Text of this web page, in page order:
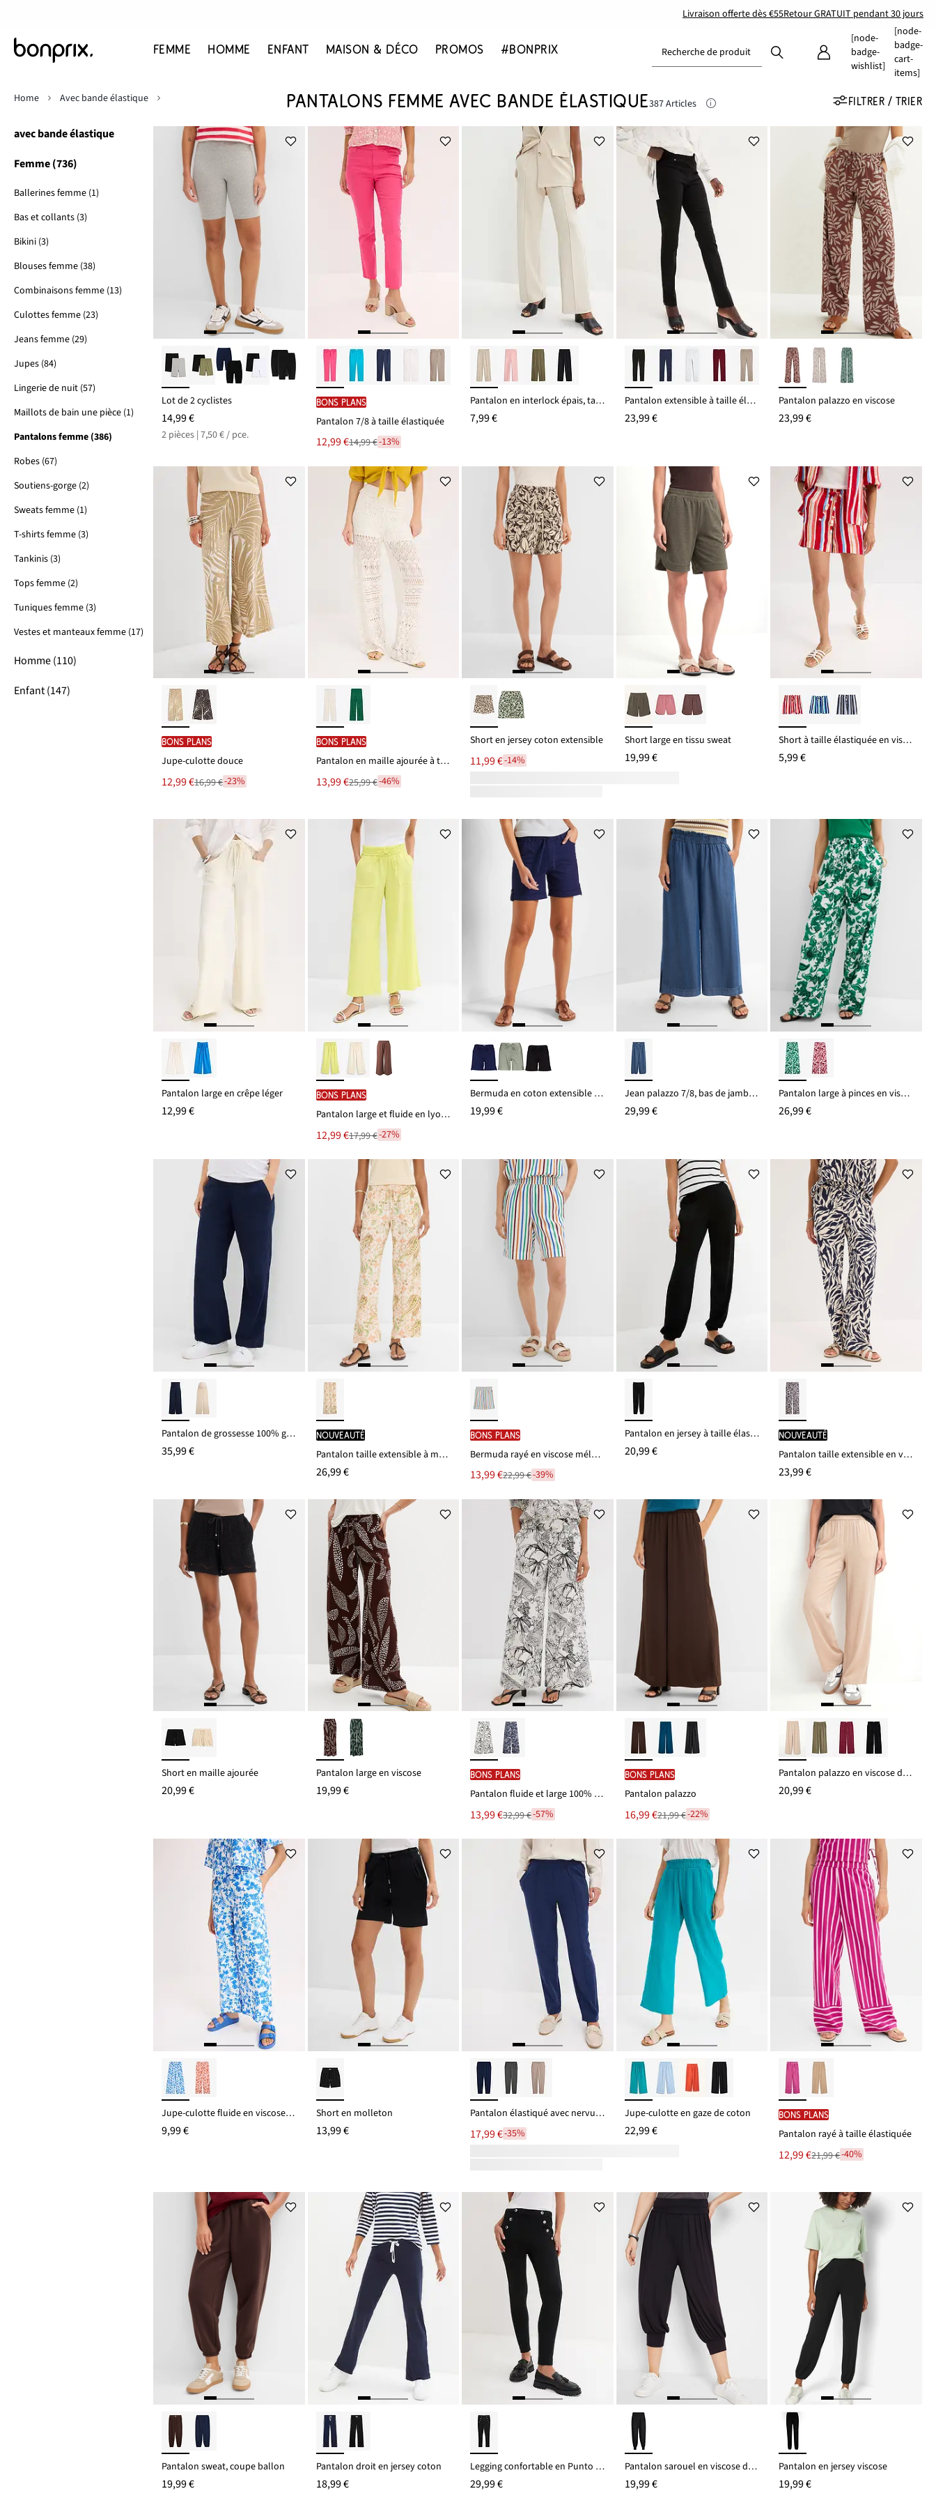
Livraison offerte dès €55Retour GRATUIT pendant 30 jours
FEMME HOMME ENFANT MAISON & DÉCO PROMOS #BONPRIX Recherche de produit
[node-
badge-
wishlist]
[node-
badge-
cart-
items]
avec bande élastique
Femme (736)
Ballerines femme (1)
Bas et collants (3)
Bikini (3)
Blouses femme (38)
Combinaisons femme (13)
Culottes femme (23)
Jeans femme (29)
Jupes (84)
Lingerie de nuit (57)
Maillots de bain une pièce (1)
Pantalons femme (386)
Robes (67)
Soutiens-gorge (2)
Sweats femme (1)
T-shirts femme (3)
Tankinis (3)
Tops femme (2)
Tuniques femme (3)
Vestes et manteaux femme (17)
Homme (110)
Enfant (147)
Home Avec bande élastique PANTALONS FEMME AVEC BANDE ÉLASTIQUE387 Articles FILTRER / TRIER
Lot de 2 cyclistes
14,99 €
2 pièces | 7,50 € / pce.
BONS PLANS
Pantalon 7/8 à taille élastiquée
Le
nouveau
prix
12,99 €
Remise14,99 €-13%
Pantalon en interlock épais, taille élastiquée
7,99 €
Pantalon extensible à taille élastiquée
23,99 €
Pantalon palazzo en viscose
23,99 €
BONS PLANS
Jupe-culotte douce
Le
nouveau
12,99 €
Remise
de
16,99 €
16,99 €-23%
BONS PLANS
Pantalon en maille ajourée à taille élastiquée
Le
nouveau
13,99 €
Remise
de
25,99 €-46%
Short en jersey coton extensible
11,99 €-14%
Short large en tissu sweat
19,99 €
Short à taille élastiquée en viscose
5,99 €
Pantalon large en crêpe léger
12,99 €
BONS PLANS
Pantalon large et fluide en lyocell mélangé
Le
nouveau
12,99 €
Remise17,99 €-27%
Bermuda en coton extensible à taille élastiquée
19,99 €
Jean palazzo 7/8, bas de jambes fendus
29,99 €
Pantalon large à pinces en viscose fluide
26,99 €
Pantalon de grossesse 100% gaze de coton, loose
35,99 €
Nouveauté
Pantalon taille extensible à motif paisley
26,99 €
BONS PLANS
Bermuda rayé en viscose mélangée
Le
nouveau
prix
13,99 €
Remise22,99 €-39%
Pantalon en jersey à taille élastiquée
20,99 €
Nouveauté
Pantalon taille extensible en viscose fluide
23,99 €
Short en maille ajourée
20,99 €
Pantalon large en viscose
19,99 €
BONS PLANS
Pantalon fluide et large 100% coton
Le
nouveau
prix
13,99 €
Remise32,99 €-57%
BONS PLANS
Pantalon palazzo
Le
nouveau
prix
16,99 €
Remise21,99 €-22%
Pantalon palazzo en viscose douce
20,99 €
Jupe-culotte fluide en viscose mélangée
9,99 €
Short en molleton
13,99 €
Pantalon élastiqué avec nervures devant
17,99 €-35%
Jupe-culotte en gaze de coton
22,99 €
BONS PLANS
Pantalon rayé à taille élastiquée
Le
nouveau
12,99 €
Remise21,99 €-40%
Pantalon sweat, coupe ballon
19,99 €
Pantalon droit en jersey coton
18,99 €
Legging confortable en Punto di Roma
29,99 €
Pantalon sarouel en viscose douce et extensible
19,99 €
Pantalon en jersey viscose
19,99 €